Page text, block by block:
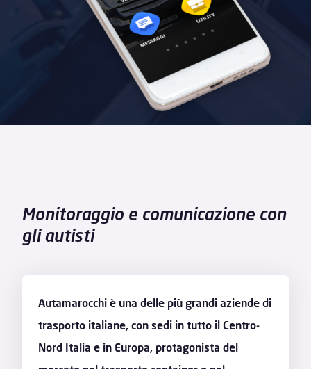
Monitoraggio e comunicazione con
gli autisti
Autamarocchi è una delle più grandi aziende di
trasporto italiane, con sedi in tutto il Centro-
Nord Italia e in Europa, protagonista del